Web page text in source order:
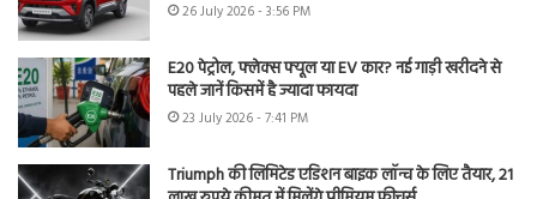
26 July 2026 - 3:56 PM
E20 पेट्रोल, फ्लेक्स फ्यूल या EV कार? नई गाड़ी खरीदने से
पहले जानें किसमें है ज्यादा फायदा
23 July 2026 - 7:41 PM
Triumph की लिमिटेड एडिशन बाइक लॉन्च के लिए तैयार, 21